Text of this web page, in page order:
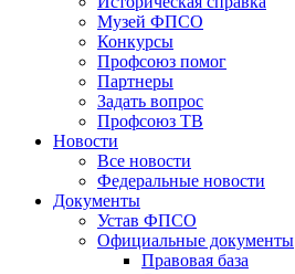
Музей ФПСО
Конкурсы
Профсоюз помог
Партнеры
Задать вопрос
Профсоюз ТВ
Новости
Все новости
Федеральные новости
Документы
Устав ФПСО
Официальные документы
Правовая база